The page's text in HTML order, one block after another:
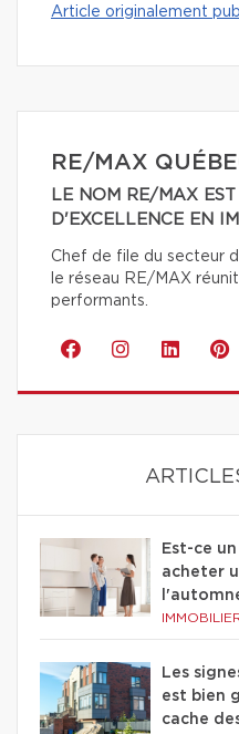
Article originalement
RE/MAX
LE NOM RE/MAX
D'EXCELLENCE EN
Chef de file du secteur
le réseau RE/MAX
performants.
Est-ce
acheter
Les
est bien
cache